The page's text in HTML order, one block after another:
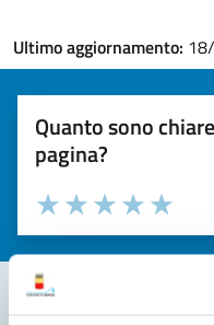
Ultimo aggiornamento:
Quanto sono
pagina?
Valuta la chiarezza delle
Seleziona il numero di
Valuta
Valuta 4
Valuta 3 stelle
Valuta 2 stelle su 5
Valuta 1 stelle su 5